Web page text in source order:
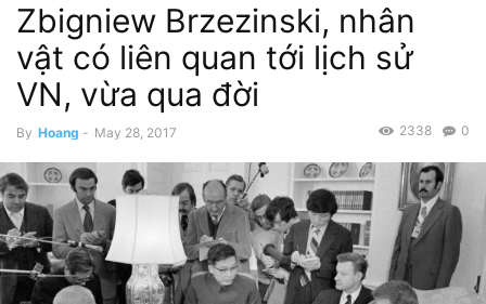
Zbigniew Brzezinski, nhân
vật có liên quan tới lịch sử
VN, vừa qua đời
By Hoang - May 28, 2017 0
2338